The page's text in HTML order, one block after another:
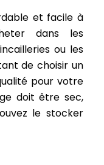
et facile à
dans les
ou les
de choisir un
pour votre
doit être sec,
le stocker